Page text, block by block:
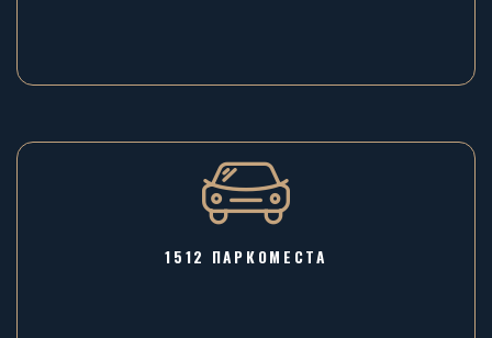
1512 ПАРКОМЕСТА